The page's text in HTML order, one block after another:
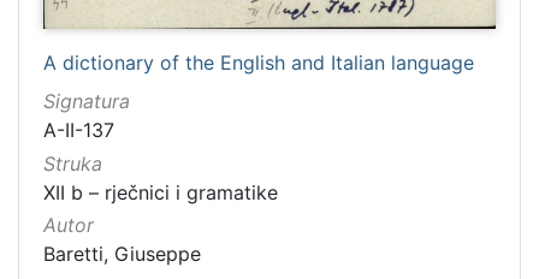
A dictionary of the English and Italian language
Signatura
A-II-137
Struka
XII b – rječnici i gramatike
Autor
Baretti, Giuseppe